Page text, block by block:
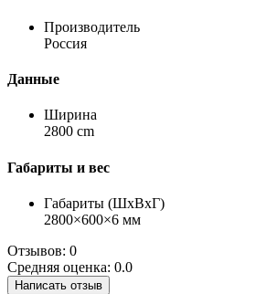
Производитель
Россия
Данные
Ширина
2800 cm
Габариты и вес
Габариты (ШхВхГ)
2800×600×6 мм
Отзывов: 0
Средняя оценка: 0.0
Написать отзыв